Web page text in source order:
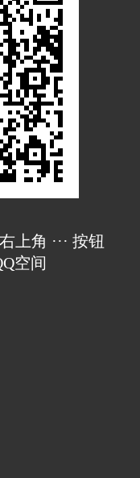
上角 ··· 按钮
空间